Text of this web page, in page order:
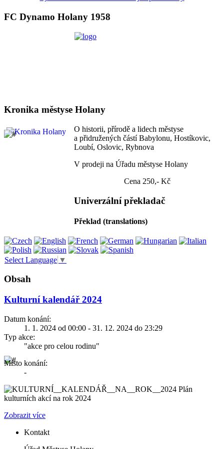
FC Dynamo Holany 1958
Kronika městyse Holany
O historii, přírodě a lidech městyse
a přidružených částí Babylonu, Hostíkovic,
Loubí, Oslovic, Rybnova
V prodeji na Úřadu městyse Holany
Cena 250,- Kč
Univerzální překladač
Překlad (translations)
Select Language ▼
Obsah
Kulturní kalendář 2024
Datum konání:
1. 1. 2024 od 00:00 - 31. 12. 2024 do 23:29
Typ akce:
"akce pro celou rodinu"
Místo konání:
-
Plán
kulturních akcí na rok 2024
Zobrazit více
Kontakt